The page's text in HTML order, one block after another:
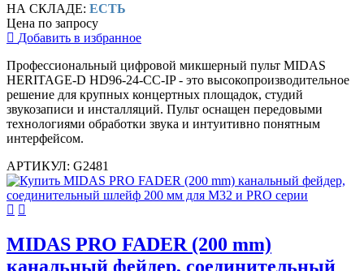
НА СКЛАДЕ: ЕСТЬ
Цена по запросу
Добавить в избранное
Профессиональный цифровой микшерный пульт MIDAS
HERITAGE-D HD96-24-CC-IP - это высокопроизводительное
решение для крупных концертных площадок, студий
звукозаписи и инсталляций. Пульт оснащен передовыми
технологиями обработки звука и интуитивно понятным
интерфейсом.
АРТИКУЛ: G2481
MIDAS PRO FADER (200 mm)
канальный фейдер, соединительный